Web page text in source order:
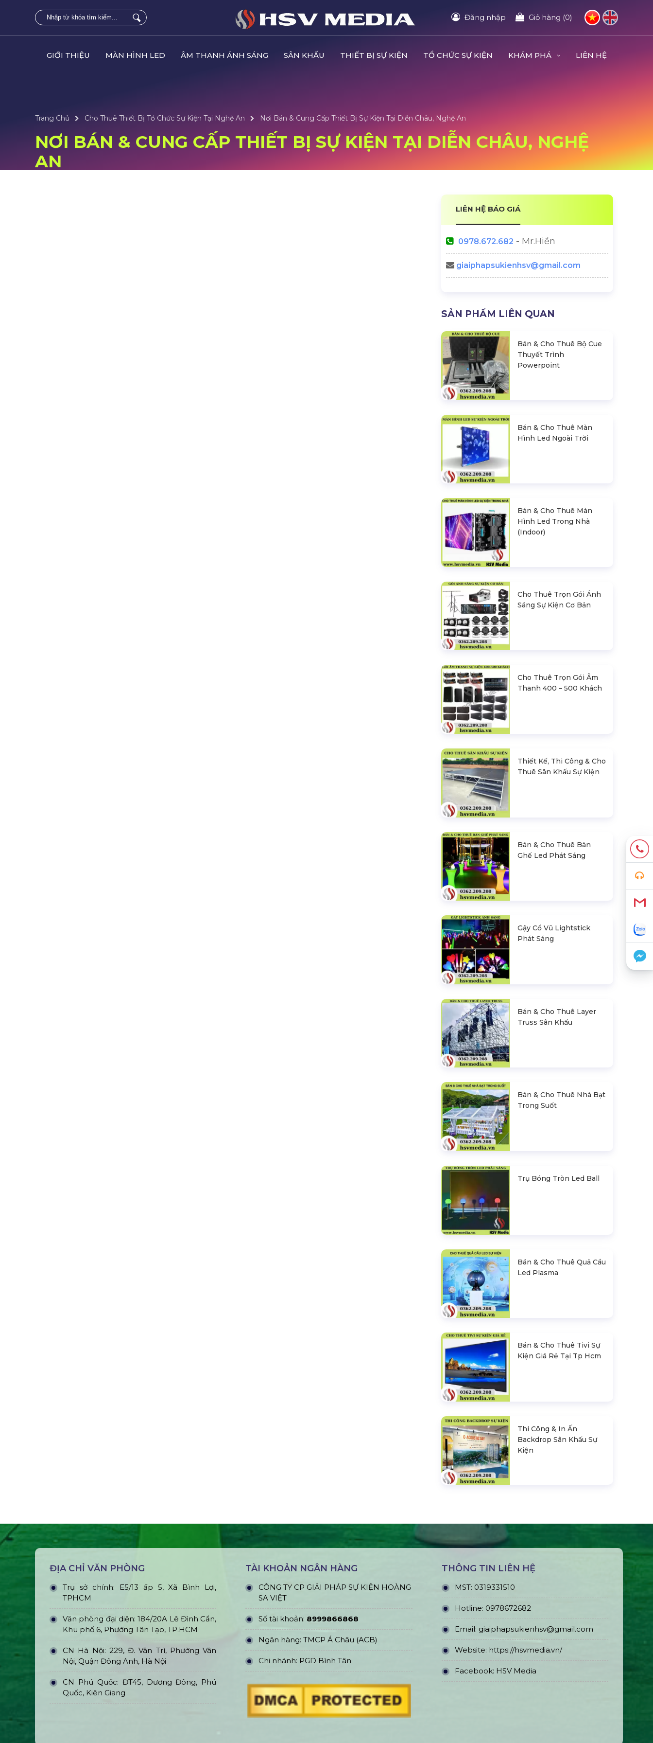
Đăng nhập Giỏ hàng (0)
GIỚI THIỆU MÀN HÌNH LED ÂM THANH ÁNH SÁNG SÂN KHẤU THIẾT BỊ SỰ KIỆN TỔ CHỨC SỰ KIỆN KHÁM PHÁ LIÊN HỆ
Trang Chủ Cho Thuê Thiết Bị Tổ Chức Sự Kiện Tại Nghệ An Nơi Bán & Cung Cấp Thiết Bị Sự Kiện Tại Diễn Châu, Nghệ An
NƠI BÁN & CUNG CẤP THIẾT BỊ SỰ KIỆN TẠI DIỄN CHÂU, NGHỆ
AN
LIÊN HỆ BÁO GIÁ
0978.672.682 - Mr.Hiền
giaiphapsukienhsv@gmail.com
SẢN PHẨM LIÊN QUAN
Bán & Cho Thuê Bộ Cue
Thuyết Trình
Powerpoint
Bán & Cho Thuê Màn
Hình Led Ngoài Trời
Bán & Cho Thuê Màn
Hình Led Trong Nhà
(Indoor)
Cho Thuê Trọn Gói Ánh
Sáng Sự Kiện Cơ Bản
Cho Thuê Trọn Gói Âm
Thanh 400 – 500 Khách
Thiết Kế, Thi Công & Cho
Thuê Sân Khấu Sự Kiện
Bán & Cho Thuê Bàn
Ghế Led Phát Sáng
Gậy Cổ Vũ Lightstick
Phát Sáng
Bán & Cho Thuê Layer
Truss Sân Khấu
Bán & Cho Thuê Nhà Bạt
Trong Suốt
Trụ Bóng Tròn Led Ball
Bán & Cho Thuê Quả Cầu
Led Plasma
Bán & Cho Thuê Tivi Sự
Kiện Giá Rẻ Tại Tp Hcm
Thi Công & In Ấn
Backdrop Sân Khấu Sự
Kiện
ĐỊA CHỈ VĂN PHÒNG
Trụ sở chính: E5/13 ấp 5, Xã Bình Lợi,
TPHCM
Văn phòng đại diện: 184/20A Lê Đình Cẩn,
Khu phố 6, Phường Tân Tạo, TP.HCM
CN Hà Nội: 229, Đ. Vân Trì, Phường Vân
Nội, Quận Đông Anh, Hà Nội
CN Phú Quốc: ĐT45, Dương Đông, Phú
Quốc, Kiên Giang
TÀI KHOẢN NGÂN HÀNG
CÔNG TY CP GIẢI PHÁP SỰ KIỆN HOÀNG
SA VIỆT
Số tài khoản: 8999866868
Ngân hàng: TMCP Á Châu (ACB)
Chi nhánh: PGD Bình Tân
THÔNG TIN LIÊN HỆ
MST: 0319331510
Hotline: 0978672682
Email: giaiphapsukienhsv@gmail.com
Website: https://hsvmedia.vn/
Facebook: HSV Media